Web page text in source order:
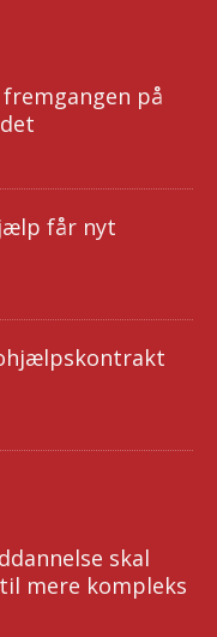
på
får nyt
skal
mere kompleks